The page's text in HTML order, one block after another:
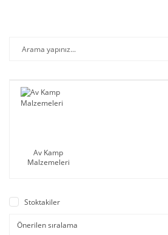
Av Kamp
Malzemeleri
Stoktakiler